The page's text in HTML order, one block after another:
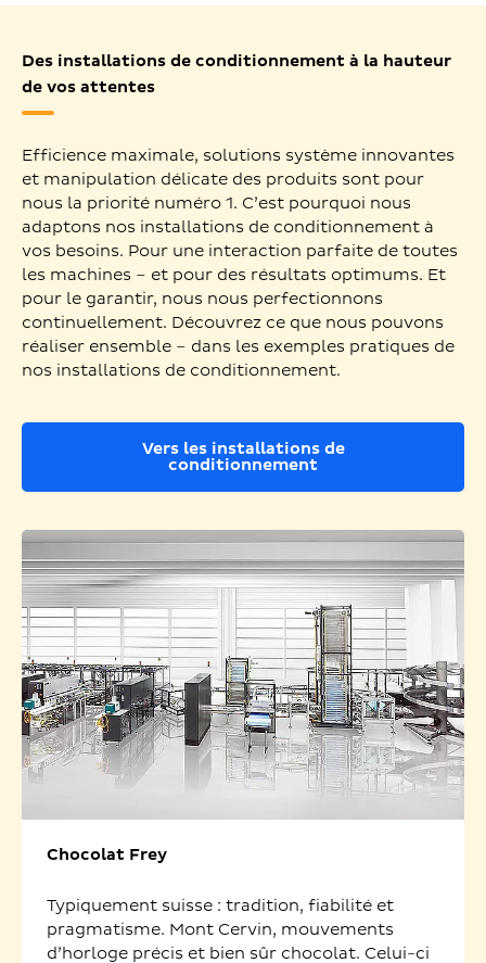
Des installations de conditionnement à la hauteur
de vos attentes
Efficience maximale, solutions système innovantes
et manipulation délicate des produits sont pour
nous la priorité numéro 1. C’est pourquoi nous
adaptons nos installations de conditionnement à
vos besoins. Pour une interaction parfaite de toutes
les machines – et pour des résultats optimums. Et
pour le garantir, nous nous perfectionnons
continuellement. Découvrez ce que nous pouvons
réaliser ensemble – dans les exemples pratiques de
nos installations de conditionnement.
Vers les installations de
conditionnement
Chocolat Frey
Typiquement suisse : tradition, fiabilité et
pragmatisme. Mont Cervin, mouvements
d’horloge précis et bien sûr chocolat. Celui-ci